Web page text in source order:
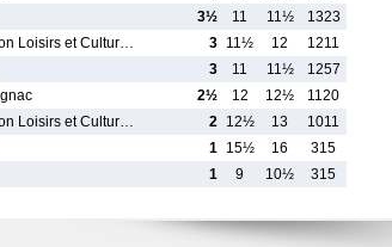
3½ 11 11½
1323
Loisirs et Cultur… 3 11½ 12
1211
3 11 11½
1257
2½ 12 12½
1120
Loisirs et Cultur… 2 12½ 13
1011
1 15½ 16
315
1 9 10½ 315